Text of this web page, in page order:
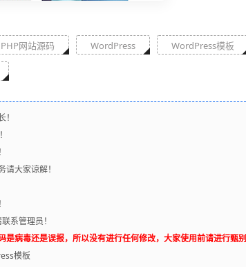
PHP网站源码 WordPress WordPress模板
大家谅解！
系管理员！
病毒还是误报，所以没有进行任何修改，大家使用前请进行甄别
模板